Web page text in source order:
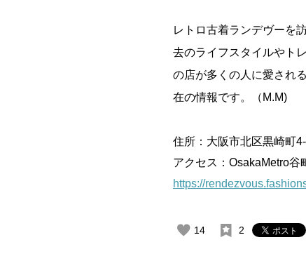
レトロ古着ランデヴーを
去のライフスタイルやト
の店が多くの人に愛され
在の情報です。（M.M)
住所：大阪市北区黒崎町
アクセス：OsakaMetro谷
https://
14 2